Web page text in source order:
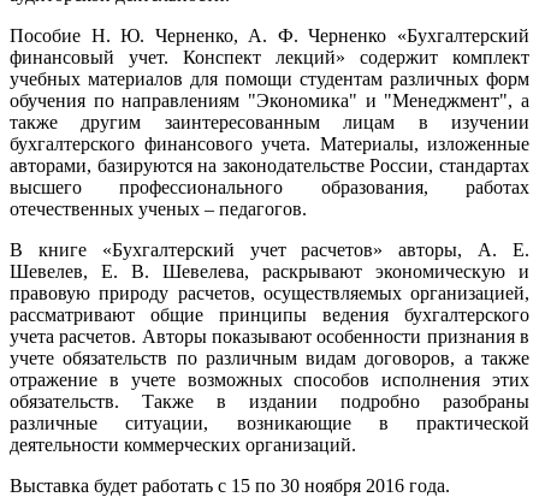
Пособие Н. Ю. Черненко, А. Ф. Черненко «Бухгалтерский
финансовый учет. Конспект лекций» содержит комплект
учебных материалов для помощи студентам различных форм
обучения по направлениям "Экономика" и "Менеджмент", а
также другим заинтересованным лицам в изучении
бухгалтерского финансового учета. Материалы, изложенные
авторами, базируются на законодательстве России, стандартах
высшего профессионального образования, работах
отечественных ученых – педагогов.
В книге «Бухгалтерский учет расчетов» авторы, А. Е.
Шевелев, Е. В. Шевелева, раскрывают экономическую и
правовую природу расчетов, осуществляемых организацией,
рассматривают общие принципы ведения бухгалтерского
учета расчетов. Авторы показывают особенности признания в
учете обязательств по различным видам договоров, а также
отражение в учете возможных способов исполнения этих
обязательств. Также в издании подробно разобраны
различные ситуации, возникающие в практической
деятельности коммерческих организаций.
Выставка будет работать с 15 по 30 ноября 2016 года.